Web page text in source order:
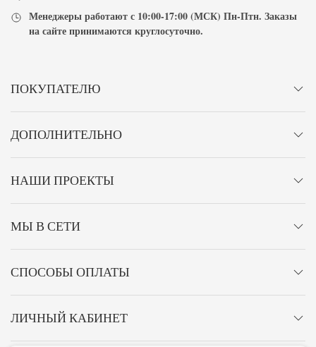
Менеджеры работают с 10:00-17:00(МСК) Пн-Птн. Заказы
на сайте принимаются круглосуточно.
ПОКУПАТЕЛЮ
ДОПОЛНИТЕЛЬНО
НАШИ ПРОЕКТЫ
МЫ В СЕТИ
СПОСОБЫ ОПЛАТЫ
ЛИЧНЫЙ КАБИНЕТ